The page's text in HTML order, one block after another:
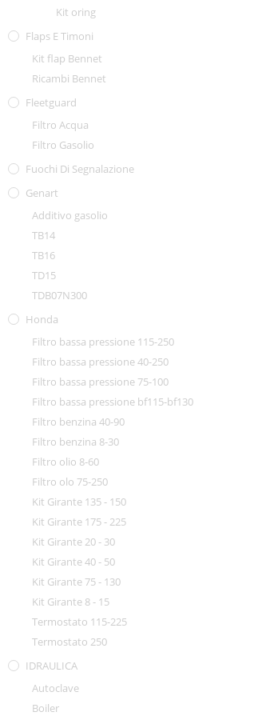
Kit oring
Flaps E Timoni
Kit flap Bennet
Ricambi Bennet
Fleetguard
Filtro Acqua
Filtro Gasolio
Fuochi Di Segnalazione
Genart
Additivo gasolio
TB14
TB16
TD15
TDB07N300
Honda
Filtro bassa pressione 115-250
Filtro bassa pressione 40-250
Filtro bassa pressione 75-100
Filtro bassa pressione bf115-bf130
Filtro benzina 40-90
Filtro benzina 8-30
Filtro olio 8-60
Filtro olo 75-250
Kit Girante 135 - 150
Kit Girante 175 - 225
Kit Girante 20 - 30
Kit Girante 40 - 50
Kit Girante 75 - 130
Kit Girante 8 - 15
Termostato 115-225
Termostato 250
IDRAULICA
Autoclave
Boiler